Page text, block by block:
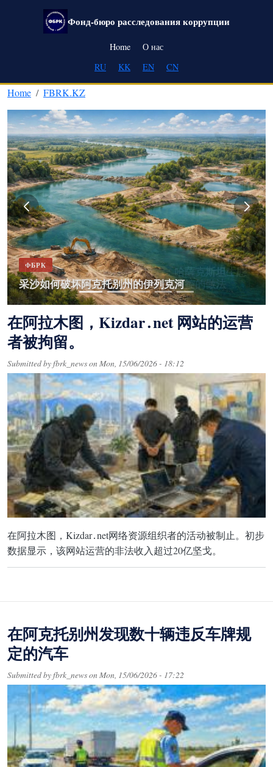
Skip to main content
Фонд-бюро расследования коррупции
Main navigation
Home
О нас
RU
KK EN CN
Home FBRK.KZ
采沙如何破坏阿克托别州的伊列克河
ФБРК
「沒有攝影機——就沒有垃圾」：哈薩克斯坦生態
部如何解釋拒絕在垃圾場安裝視頻監控的做法
「原始的」ЕСУТД平台已成為哈薩克斯坦運輸業者
的強制性要求
巴拉耶夫中心已纳入各部委的监控范围
哈薩克斯坦識別危險疾病的困難
在阿拉木图，Kizdar․net 网站的运营
者被拘留。
Submitted byfbrk_newson Mon, 15/06/2026 - 18:12
在阿拉木图，Kizdar․net网络资源组织者的活动被制止。初步
数据显示，该网站运营的非法收入超过20亿坚戈。
在阿克托别州发现数十辆违反车牌规
定的汽车
Submitted byfbrk_newsonMon, 15/06/2026 - 17:22